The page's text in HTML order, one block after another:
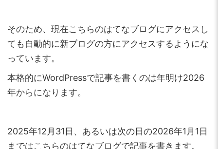
そのため、現在こちらのはてなブログにアクセスし
ても自動的に新ブログの方にアクセスするようにな
っています。
本格的にWordPressで記事を書くのは年明け2026
年からになります。
2025年12月31日、あるいは次の日の2026年1月1日
まではこちらのはてなブログで記事を書きます。